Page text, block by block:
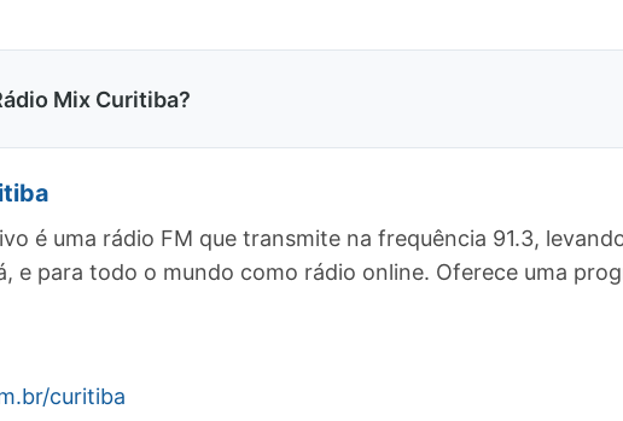
Mix Curitiba?
é uma rádio FM que transmite na frequência 91.3,
e para todo o mundo como rádio online. Oferece uma
curitiba